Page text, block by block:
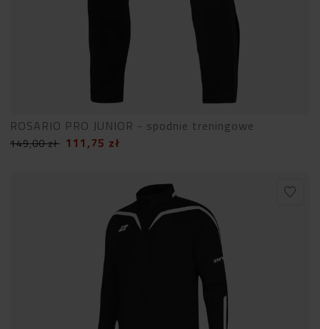
ROSARIO PRO JUNIOR - spodnie treningowe
149,00zł 111,75 zł